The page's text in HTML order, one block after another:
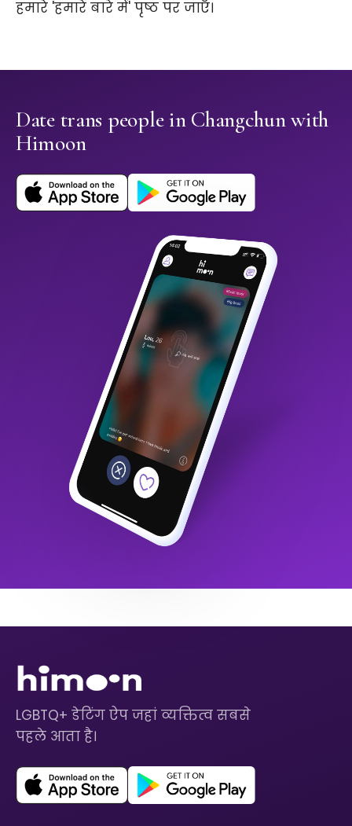
हमारे 'हमारे बारे में' पृष्ठ पर जाएँ।
Date trans people in Changchun with
Himoon
LGBTQ+ डेटिंग ऐप जहां व्यक्तित्व सबसे
पहले आता है।